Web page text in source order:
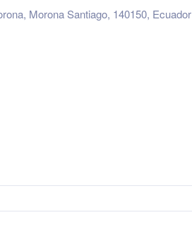
Morona Santiago, 140150, Ecuador